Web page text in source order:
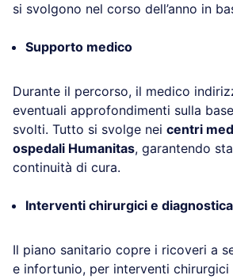
si svolgono nel corso dell’anno in
Supporto medico
Durante il percorso, il medico
eventuali approfondimenti sulla
svolti. Tutto si svolge nei centri
ospedali Humanitas, garantendo
continuità di cura.
Interventi chirurgici e diagnostica
Il piano sanitario copre i ricoveri a
e infortunio, per interventi chirurgici